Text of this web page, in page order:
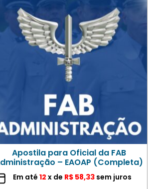
Apostila para Oficial da FAB
– EAOAP (Completa)
Em até 12 x de R$ 58,33 sem juros